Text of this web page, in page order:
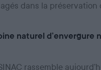
dans la préservation
naturel d’envergure
rassemble